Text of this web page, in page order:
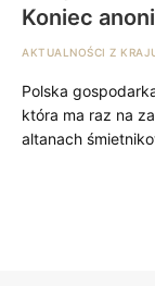
Koniec
AKTUALNOŚCI Z
Polska
która ma raz na
altanach